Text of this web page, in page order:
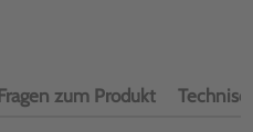
Fragen zum Produkt